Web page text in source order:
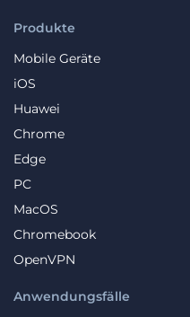
Produkte
Mobile Geräte
iOS
Huawei
Chrome
Edge
PC
MacOS
Chromebook
OpenVPN
Anwendungsfälle